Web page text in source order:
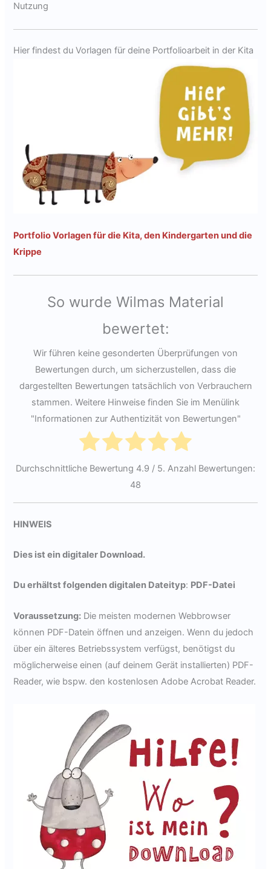
Nutzung
Hier findest du Vorlagen für deine Portfolioarbeit in der Kita
Portfolio Vorlagen für die Kita, den Kindergarten und die
Krippe
So wurde Wilmas Material
bewertet:
Wir führen keine gesonderten Überprüfungen von
Bewertungen durch, um sicherzustellen, dass die
dargestellten Bewertungen tatsächlich von Verbrauchern
stammen. Weitere Hinweise finden Sie im Menülink
"Informationen zur Authentizität von Bewertungen"
Durchschnittliche Bewertung 4.9 / 5. Anzahl Bewertungen:
48
HINWEIS
Dies ist ein digitaler Download.
Du erhältst folgenden digitalen Dateityp: PDF-Datei
Voraussetzung: Die meisten modernen Webbrowser
können PDF-Datein öffnen und anzeigen. Wenn du jedoch
über ein älteres Betriebssystem verfügst, benötigst du
möglicherweise einen (auf deinem Gerät installierten) PDF-
Reader, wie bspw. den kostenlosen Adobe Acrobat Reader.